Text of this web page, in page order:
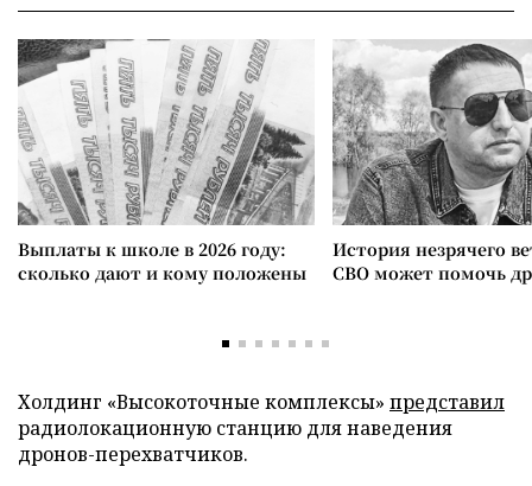
Выплаты к школе в 2026 году:
сколько дают и кому положены
История незрячего
СВО может помочь
Холдинг «Высокоточные комплексы» представил
радиолокационную станцию для наведения
дронов-перехватчиков.